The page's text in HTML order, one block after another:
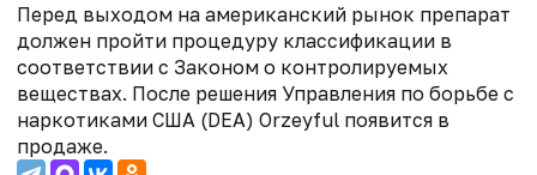
Перед выходом на американский рынок препарат
должен пройти процедуру классификации в
соответствии с Законом о контролируемых
веществах. После решения Управления по борьбе с
наркотиками США (DEA) Orzeyful появится в
продаже.